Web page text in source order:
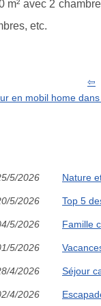
m² avec 2
etc.
en mobil home
5/2026 Nature
5/2026 Top 5
5/2026 Famille
5/2026
4/2026 Séjour
4/2026